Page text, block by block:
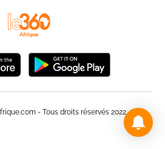
- Tous droits réservés 2022